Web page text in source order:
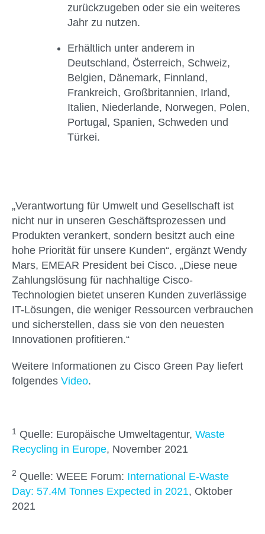
zurückzugeben oder sie ein weiteres
Jahr zu nutzen.
Erhältlich unter anderem in
Deutschland, Österreich, Schweiz,
Belgien, Dänemark, Finnland,
Frankreich, Großbritannien, Irland,
Italien, Niederlande, Norwegen, Polen,
Portugal, Spanien, Schweden und
Türkei.
„Verantwortung für Umwelt und Gesellschaft ist
nicht nur in unseren Geschäftsprozessen und
Produkten verankert, sondern besitzt auch eine
hohe Priorität für unsere Kunden“, ergänzt Wendy
Mars, EMEAR President bei Cisco. „Diese neue
Zahlungslösung für nachhaltige Cisco-
Technologien bietet unseren Kunden zuverlässige
IT-Lösungen, die weniger Ressourcen verbrauchen
und sicherstellen, dass sie von den neuesten
Innovationen profitieren.“
Weitere Informationen zu Cisco Green Pay liefert
folgendes Video.
1 Quelle: Europäische Umweltagentur, Waste
Recycling in Europe, November 2021
2 Quelle: WEEE Forum: International E-Waste
Day: 57.4M Tonnes Expected in 2021, Oktober
2021